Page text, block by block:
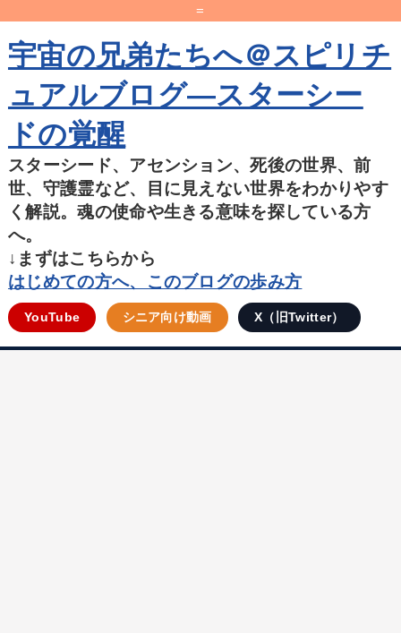
=
宇宙の兄弟たちへ＠スピリチ
ュアルブログ―スターシー
ドの覚醒
スターシード、アセンション、死後の世界、前
世、守護霊など、目に見えない世界をわかりやす
く解説。魂の使命や生きる意味を探している方
へ。
↓まずはこちらから
はじめての方へ、このブログの歩み方
YouTube シニア向け動画 X（旧Twitter）